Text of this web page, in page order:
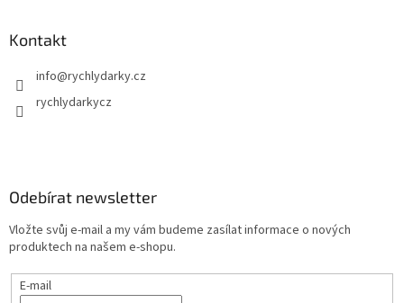
Kontakt
info@rychlydarky.cz
rychlydarkycz
Odebírat newsletter
Vložte svůj e-mail a my vám budeme zasílat informace o nových
produktech na našem e-shopu.
E-mail